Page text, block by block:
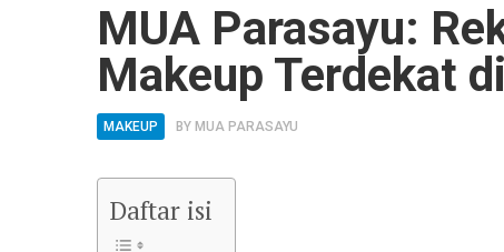
MUA Parasayu:
Makeup Terdekat
MAKEUP BY MUA PARASAYU
Daftar isi